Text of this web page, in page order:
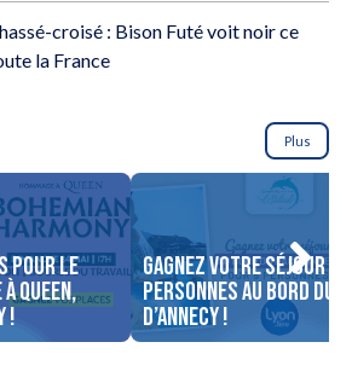
croisé : Bison Futé voit noir ce
la France
Plus
pour le
Queen,
!
Gagnez votre séjour
personnes au bord du
d’Annecy !